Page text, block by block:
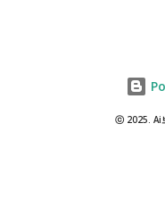
드립니다. 장례비 지원금. 장
재 정부와 지자체에서 운영
ⓒ 2025. Ai